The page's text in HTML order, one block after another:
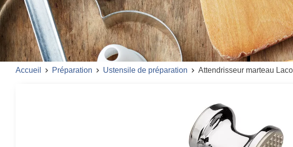
Accueil Préparation Ustensile de préparation Attendrisseur marteau